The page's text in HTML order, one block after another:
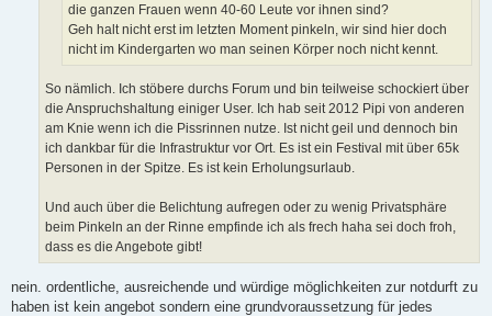
die ganzen Frauen wenn 40-60 Leute vor ihnen sind?
Geh halt nicht erst im letzten Moment pinkeln, wir sind hier doch
nicht im Kindergarten wo man seinen Körper noch nicht kennt.
So nämlich. Ich stöbere durchs Forum und bin teilweise schockiert über
die Anspruchshaltung einiger User. Ich hab seit 2012 Pipi von anderen
am Knie wenn ich die Pissrinnen nutze. Ist nicht geil und dennoch bin
ich dankbar für die Infrastruktur vor Ort. Es ist ein Festival mit über 65k
Personen in der Spitze. Es ist kein Erholungsurlaub.
Und auch über die Belichtung aufregen oder zu wenig Privatsphäre
beim Pinkeln an der Rinne empfinde ich als frech haha sei doch froh,
dass es die Angebote gibt!
nein. ordentliche, ausreichende und würdige möglichkeiten zur notdurft zu
haben ist kein angebot sondern eine grundvoraussetzung für jedes